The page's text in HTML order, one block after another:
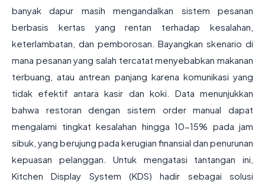
banyak dapur masih mengandalkan sistem pesanan
berbasis kertas yang rentan terhadap kesalahan,
keterlambatan, dan pemborosan. Bayangkan skenario di
mana pesanan yang salah tercatat menyebabkan makanan
terbuang, atau antrean panjang karena komunikasi yang
tidak efektif antara kasir dan koki. Data menunjukkan
bahwa restoran dengan sistem order manual dapat
mengalami tingkat kesalahan hingga 10-15% pada jam
sibuk, yang berujung pada kerugian finansial dan penurunan
kepuasan pelanggan. Untuk mengatasi tantangan ini,
Kitchen Display System (KDS) hadir sebagai solusi